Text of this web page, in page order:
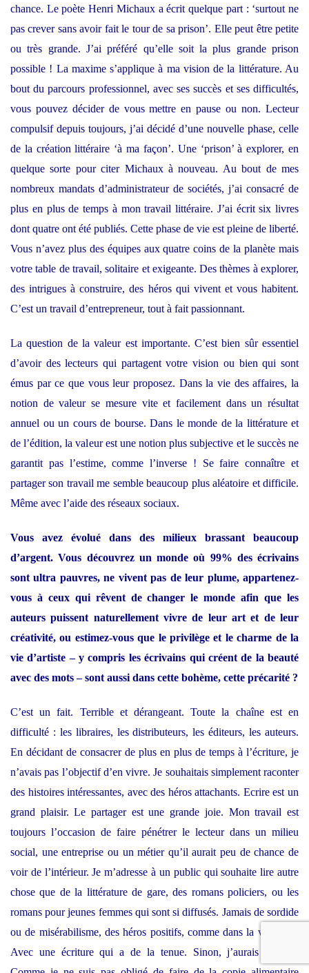
chance. Le poète Henri Michaux a écrit quelque part : ‘surtout ne
pas crever sans avoir fait le tour de sa prison’. Elle peut être petite
ou très grande. J’ai préféré qu’elle soit la plus grande prison
possible ! La maxime s’applique à ma vision de la littérature. Au
bout du parcours professionnel, avec ses succès et ses difficultés,
vous pouvez décider de vous mettre en pause ou non. Lecteur
compulsif depuis toujours, j’ai décidé d’une nouvelle phase, celle
de la création littéraire ‘à ma façon’. Une ‘prison’ à explorer, en
quelque sorte pour citer Michaux à nouveau. Au bout de mes
nombreux mandats d’administrateur de sociétés, j’ai consacré de
plus en plus de temps à mon travail littéraire. J’ai écrit six livres
dont quatre ont été publiés. Cette phase de vie est pleine de liberté.
Vous n’avez plus des équipes aux quatre coins de la planète mais
votre table de travail, solitaire et exigeante. Des thèmes à explorer,
des intrigues à construire, des héros qui vivent et vous habitent.
C’est un travail d’entrepreneur, tout à fait passionnant.
La question de la valeur est importante. C’est bien sûr essentiel
d’avoir des lecteurs qui partagent votre vision ou bien qui sont
émus par ce que vous leur proposez. Dans la vie des affaires, la
notion de valeur se mesure vite et facilement dans un résultat
annuel ou un cours de bourse. Dans le monde de la littérature et
de l’édition, la valeur est une notion plus subjective et le succès ne
garantit pas l’estime, comme l’inverse ! Se faire connaître et
partager son travail me semble beaucoup plus aléatoire et difficile.
Même avec l’aide des réseaux sociaux.
Vous avez évolué dans des milieux brassant beaucoup
d’argent. Vous découvrez un monde où 99% des écrivains
sont ultra pauvres, ne vivent pas de leur plume, appartenez-
vous à ceux qui rêvent de changer le monde afin que les
auteurs puissent naturellement vivre de leur art et de leur
créativité, ou estimez-vous que le privilège et le charme de la
vie d’artiste – y compris les écrivains qui créent de la beauté
avec des mots – sont aussi dans cette bohème, cette précarité ?
C’est un fait. Terrible et dérangeant. Toute la chaîne est en
difficulté : les libraires, les distributeurs, les éditeurs, les auteurs.
En décidant de consacrer de plus en plus de temps à l’écriture, je
n’avais pas l’objectif d’en vivre. Je souhaitais simplement raconter
des histoires intéressantes, avec des héros attachants. Ecrire est un
grand plaisir. Le partager est une grande joie. Mon travail est
toujours l’occasion de faire pénétrer le lecteur dans un milieu
social, une entreprise ou un métier qu’il aurait peu de chance de
voir de l’intérieur. Je m’adresse à un public qui souhaite lire autre
chose que de la littérature de gare, des romans policiers, ou les
romans pour jeunes femmes qui sont si diffusés. Jamais de sordide
ou de misérabilisme, des héros positifs, comme dans la vraie vie.
Avec une écriture qui a de la tenue. Sinon, j’aurais honte !